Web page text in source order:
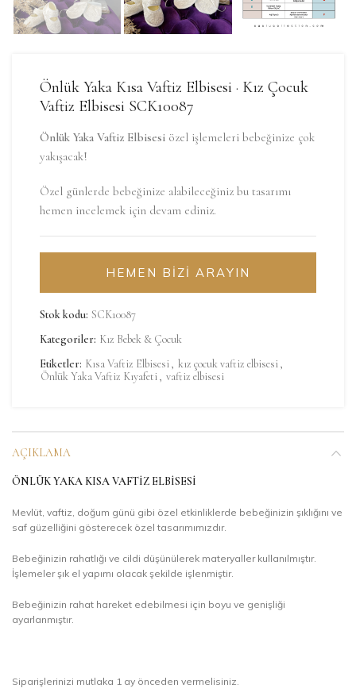
Önlük Yaka Kısa Vaftiz Elbisesi · Kız Çocuk
Vaftiz Elbisesi SCK10087
Önlük Yaka Vaftiz Elbisesi özel işlemeleri bebeğinize çok
yakışacak!
Özel günlerde bebeğinize alabileceğiniz bu tasarımı
hemen incelemek için devam ediniz.
HEMEN BİZİ ARAYIN
Stok kodu: SCK10087
Kategoriler: Kız Bebek & Çocuk
Etiketler: Kısa Vaftiz Elbisesi, kız çocuk vaftiz elbisesi,
Önlük Yaka Vaftiz Kıyafeti, vaftiz elbisesi
AÇIKLAMA
ÖNLÜK YAKA KISA VAFTIZ ELBISESI
Mevlüt, vaftiz, doğum günü gibi özel etkinliklerde bebeğinizin şıklığını ve
saf güzelliğini gösterecek özel tasarımımızdır.
Bebeğinizin rahatlığı ve cildi düşünülerek materyaller kullanılmıştır.
İşlemeler şık el yapımı olacak şekilde işlenmiştir.
Bebeğinizin rahat hareket edebilmesi için boyu ve genişliği
ayarlanmıştır.
Siparişlerinizi mutlaka 1 ay önceden vermelisiniz.